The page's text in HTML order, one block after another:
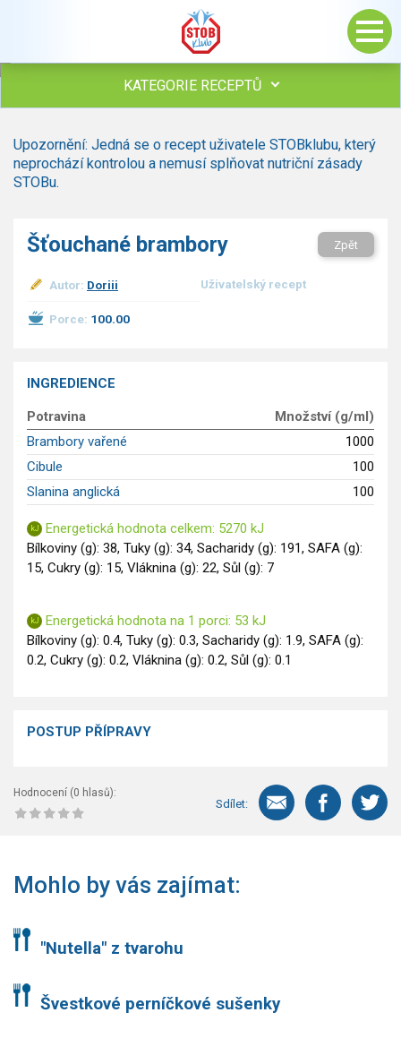
KATEGORIE RECEPTŮ
Polévky
Studená kuchyně
Bezmasé a zeleninové
Sladké pokrmy
Dezerty
Dětské recepty
GLP-1 recepty
Upozornění: Jedná se o recept uživatele STOBklubu, který
neprochází kontrolou a nemusí splňovat nutriční zásady
STOBu.
Šťouchané brambory Zpět
Autor: Doriii Uživatelský recept
Porce: 100.00
INGREDIENCE
Potravina
Množství (g/ml)
Brambory vařené
1000
Cibule
100
Slanina anglická
100
Energetická hodnota celkem: 5270 kJ
Bílkoviny (g): 38, Tuky (g): 34, Sacharidy (g): 191, SAFA (g):
15, Cukry (g): 15, Vláknina (g): 22, Sůl (g): 7
Energetická hodnota na 1 porci: 53 kJ
Bílkoviny (g): 0.4, Tuky (g): 0.3, Sacharidy (g): 1.9, SAFA (g):
0.2, Cukry (g): 0.2, Vláknina (g): 0.2, Sůl (g): 0.1
POSTUP PŘÍPRAVY
Hodnocení (0 hlasů):
Sdílet:
Mohlo by vás zajímat:
"Nutella" z tvarohu
Švestkové perníčkové sušenky